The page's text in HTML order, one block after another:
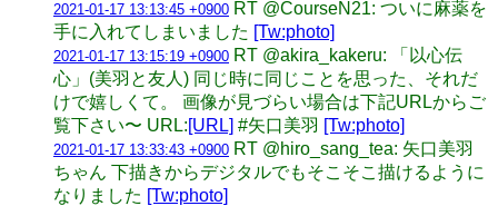
2021-01-17 13:13:45 +0900 RT @CourseN21: ついに麻薬を
手に入れてしまいました [Tw:photo]
2021-01-17 13:15:19 +0900 RT @akira_kakeru: 「以心伝
心」(美羽と友人) 同じ時に同じことを思った、それだ
けで嬉しくて。 画像が見づらい場合は下記URLからご
覧下さい〜 URL:[URL] #矢口美羽 [Tw:photo]
2021-01-17 13:33:43 +0900 RT @hiro_sang_tea: 矢口美羽
ちゃん 下描きからデジタルでもそこそこ描けるように
なりました [Tw:photo]